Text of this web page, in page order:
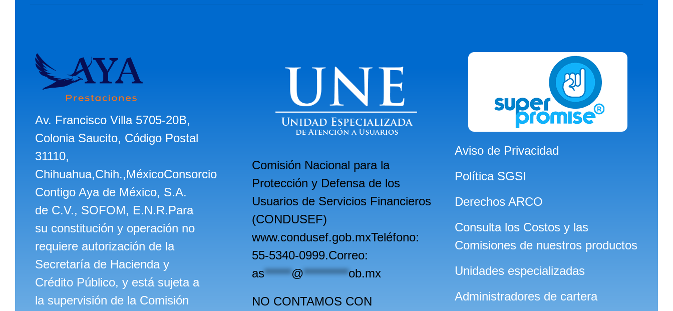
Av. Francisco Villa 5705-20B,
Colonia Saucito, Código Postal
31110,
Chihuahua,Chih.,MéxicoConsorcio
Contigo Aya de México, S.A.
de C.V., SOFOM, E.N.R.Para
su constitución y operación no
requiere autorización de la
Secretaría de Hacienda y
Crédito Público, y está sujeta a
la supervisión de la Comisión
Comisión Nacional para la
Protección y Defensa de los
Usuarios de Servicios Financieros
(CONDUSEF)
www.condusef.gob.mxTeléfono:
55-5340-0999.Correo:
as******@**********ob.mx
NO CONTAMOS CON
Aviso de Privacidad
Política SGSI
Derechos ARCO
Consulta los Costos y las
Comisiones de nuestros productos
Unidades especializadas
Administradores de cartera